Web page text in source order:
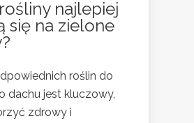
najlepiej
się na zielone
roślin do
dachu jest kluczowy,
zdrowy i